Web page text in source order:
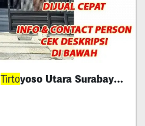
Tirtoyoso Utara Surabaya Premium